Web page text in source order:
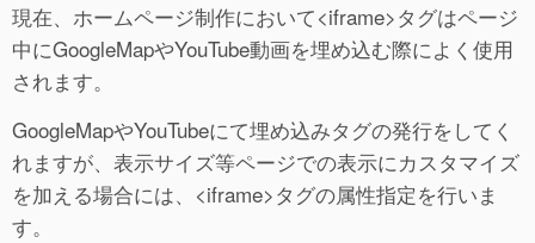
現在、ホームページ制作において<iframe>タグはページ
中にGoogleMapやYouTube動画を埋め込む際によく使用
されます。
GoogleMapやYouTubeにて埋め込みタグの発行をしてく
れますが、表示サイズ等ページでの表示にカスタマイズ
を加える場合には、<iframe>タグの属性指定を行いま
す。